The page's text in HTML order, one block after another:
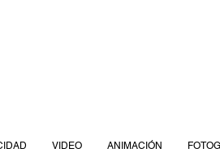
VIDEO ANIMACIÓN